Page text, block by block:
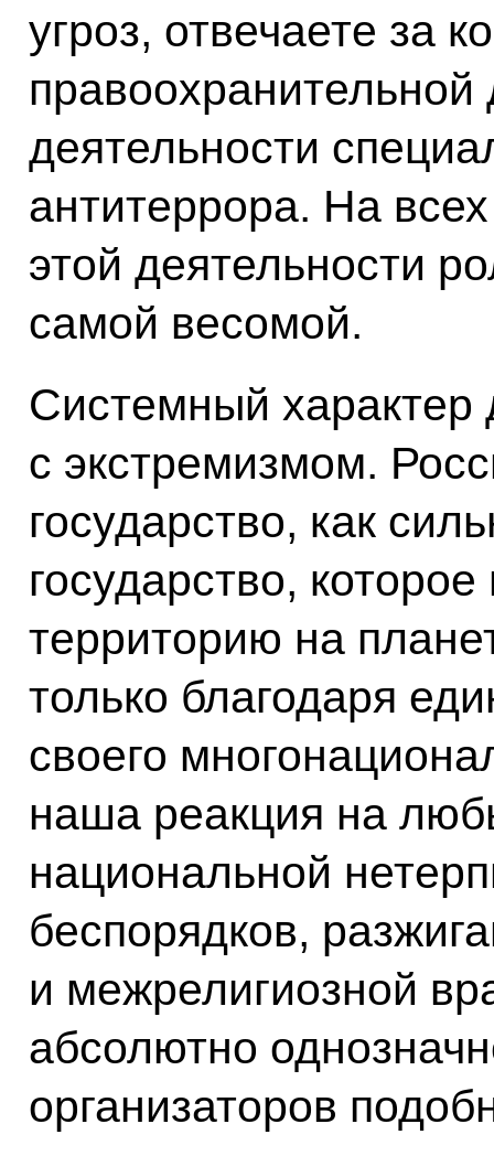
угроз, отвечаете за
правоохранительной
деятельности
антитеррора. На
этой деятельности
самой весомой.
Системный характер
с экстремизмом.
государство, как
государство,
территорию на
только благодаря
своего
наша реакция на
национальной
беспорядков,
и межрелигиозной
абсолютно
организаторов